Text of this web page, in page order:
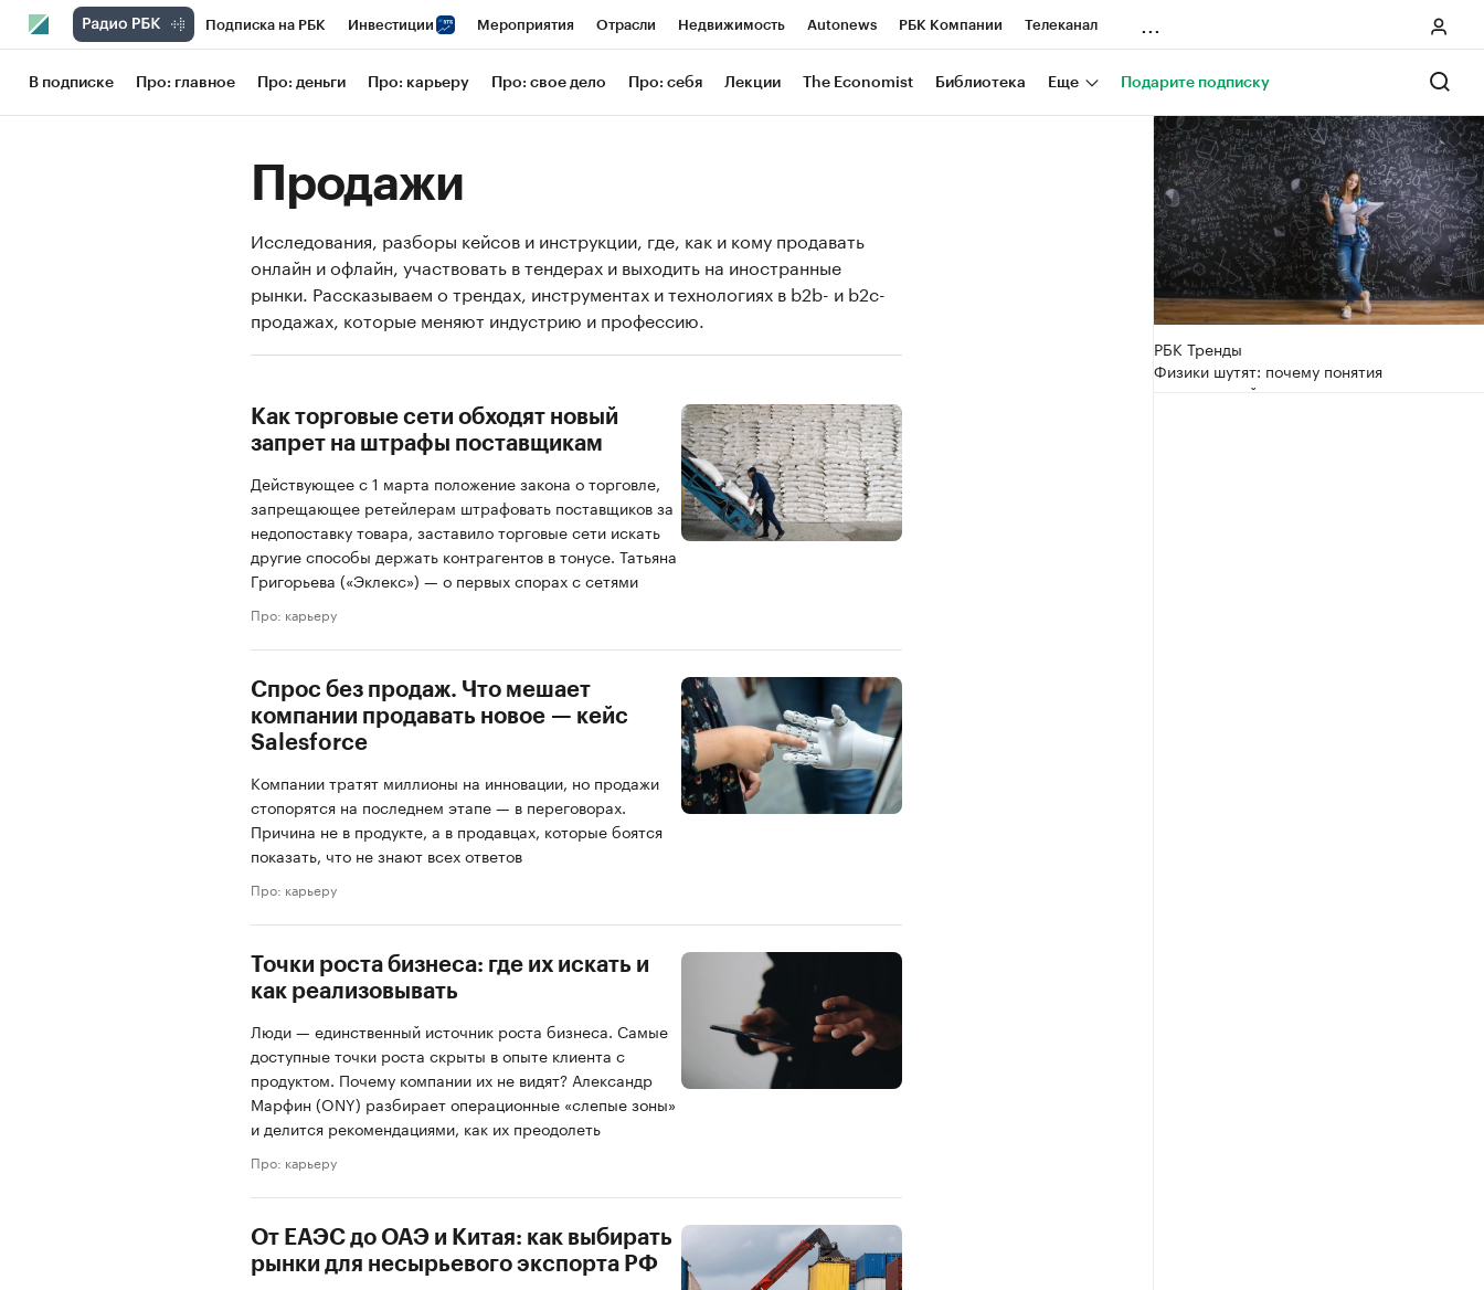
Подписка на РБК Инвестиции Мероприятия Отрасли Недвижимость Autonews РБК Компании Телеканал
РБК Вино Школа управления РБК РБК Образование РБК Курсы РБК Life Тренды Визионеры
Кредитные рейтинги Франшизы
В подписке Про: главное Про: деньги Про: карьеру Про: свое дело Про: себя Лекции The Economist Библиотека Еще Подарите подписку
Продажи
Исследования, разборы кейсов и инструкции, где, как и кому продавать
онлайн и офлайн, участвовать в тендерах и выходить на иностранные
рынки. Рассказываем о трендах, инструментах и технологиях в b2b- и b2c-
продажах, которые меняют индустрию и профессию.
Как торговые сети обходят новый
запрет на штрафы поставщикам
Действующее с 1 марта положение закона о торговле,
запрещающее ретейлерам штрафовать поставщиков за
недопоставку товара, заставило торговые сети искать
другие способы держать контрагентов в тонусе. Татьяна
Григорьева («Эклекс») — о первых спорах с сетями
Про: карьеру
Спрос без продаж. Что мешает
компании продавать новое — кейс
Salesforce
Компании тратят миллионы на инновации, но продажи
стопорятся на последнем этапе — в переговорах.
Причина не в продукте, а в продавцах, которые боятся
показать, что не знают всех ответов
Про: карьеру
Точки роста бизнеса: где их искать и
как реализовывать
Люди — единственный источник роста бизнеса. Самые
доступные точки роста скрыты в опыте клиента с
продуктом. Почему компании их не видят? Александр
Марфин (ONY) разбирает операционные «слепые зоны»
и делится рекомендациями, как их преодолеть
Про: карьеру
От ЕАЭС до ОАЭ и Китая: как выбирать
рынки для несырьевого экспорта РФ
РБК Тренды
Физики шутят: почему понятия
«гуманитарий» и «технарь» устарели